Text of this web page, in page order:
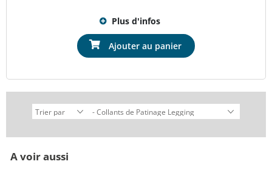
Plus d'infos
Ajouter au panier
A voir aussi